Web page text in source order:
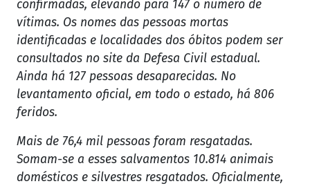
confirmadas, elevando para 147 o número de
vítimas. Os nomes das pessoas mortas
identificadas e localidades dos óbitos podem ser
consultados no site da Defesa Civil estadual.
Ainda há 127 pessoas desaparecidas. No
levantamento oficial, em todo o estado, há 806
feridos.
Mais de 76,4 mil pessoas foram resgatadas.
Somam-se a esses salvamentos 10.814 animais
domésticos e silvestres resgatados. Oficialmente,